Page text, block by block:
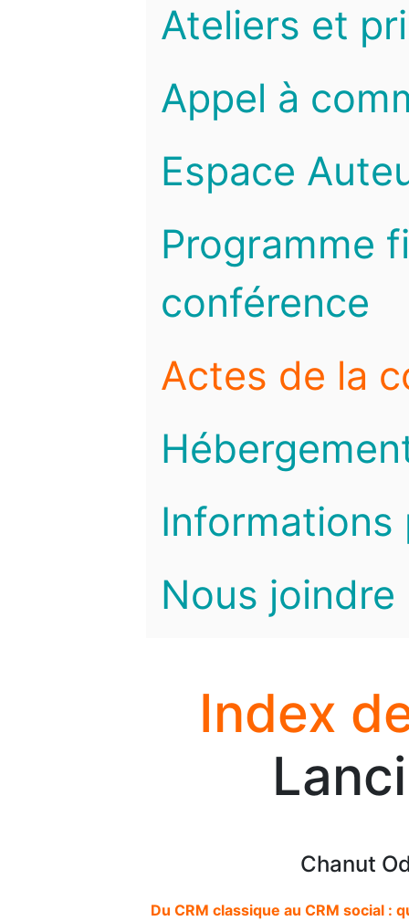
Ateliers et
Appel à
Espace
Programme
conférence
Actes de la
Informations
Nous joindre
Index
Chanut
Du CRM classique au CRM social